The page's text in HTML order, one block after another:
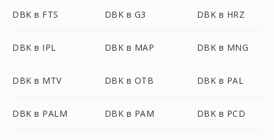
DBK в FTS DBK в G3 DBK в HRZ
DBK в IPL DBK в MAP DBK в MNG
DBK в MTV DBK в OTB DBK в PAL
DBK в PALM DBK в PAM DBK в PCD